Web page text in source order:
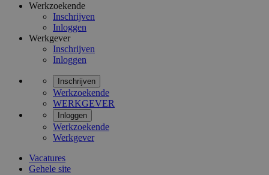
Werkzoekende
Inschrijven
Inloggen
Werkgever
Inschrijven
Inloggen
Inschrijven
Werkzoekende
WERKGEVER
Inloggen
Werkzoekende
Werkgever
Vacatures
Gehele site